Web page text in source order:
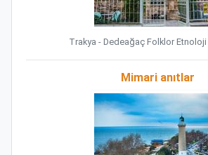
Trakya - Dedeağaç Folklor
Mimari anıtlar